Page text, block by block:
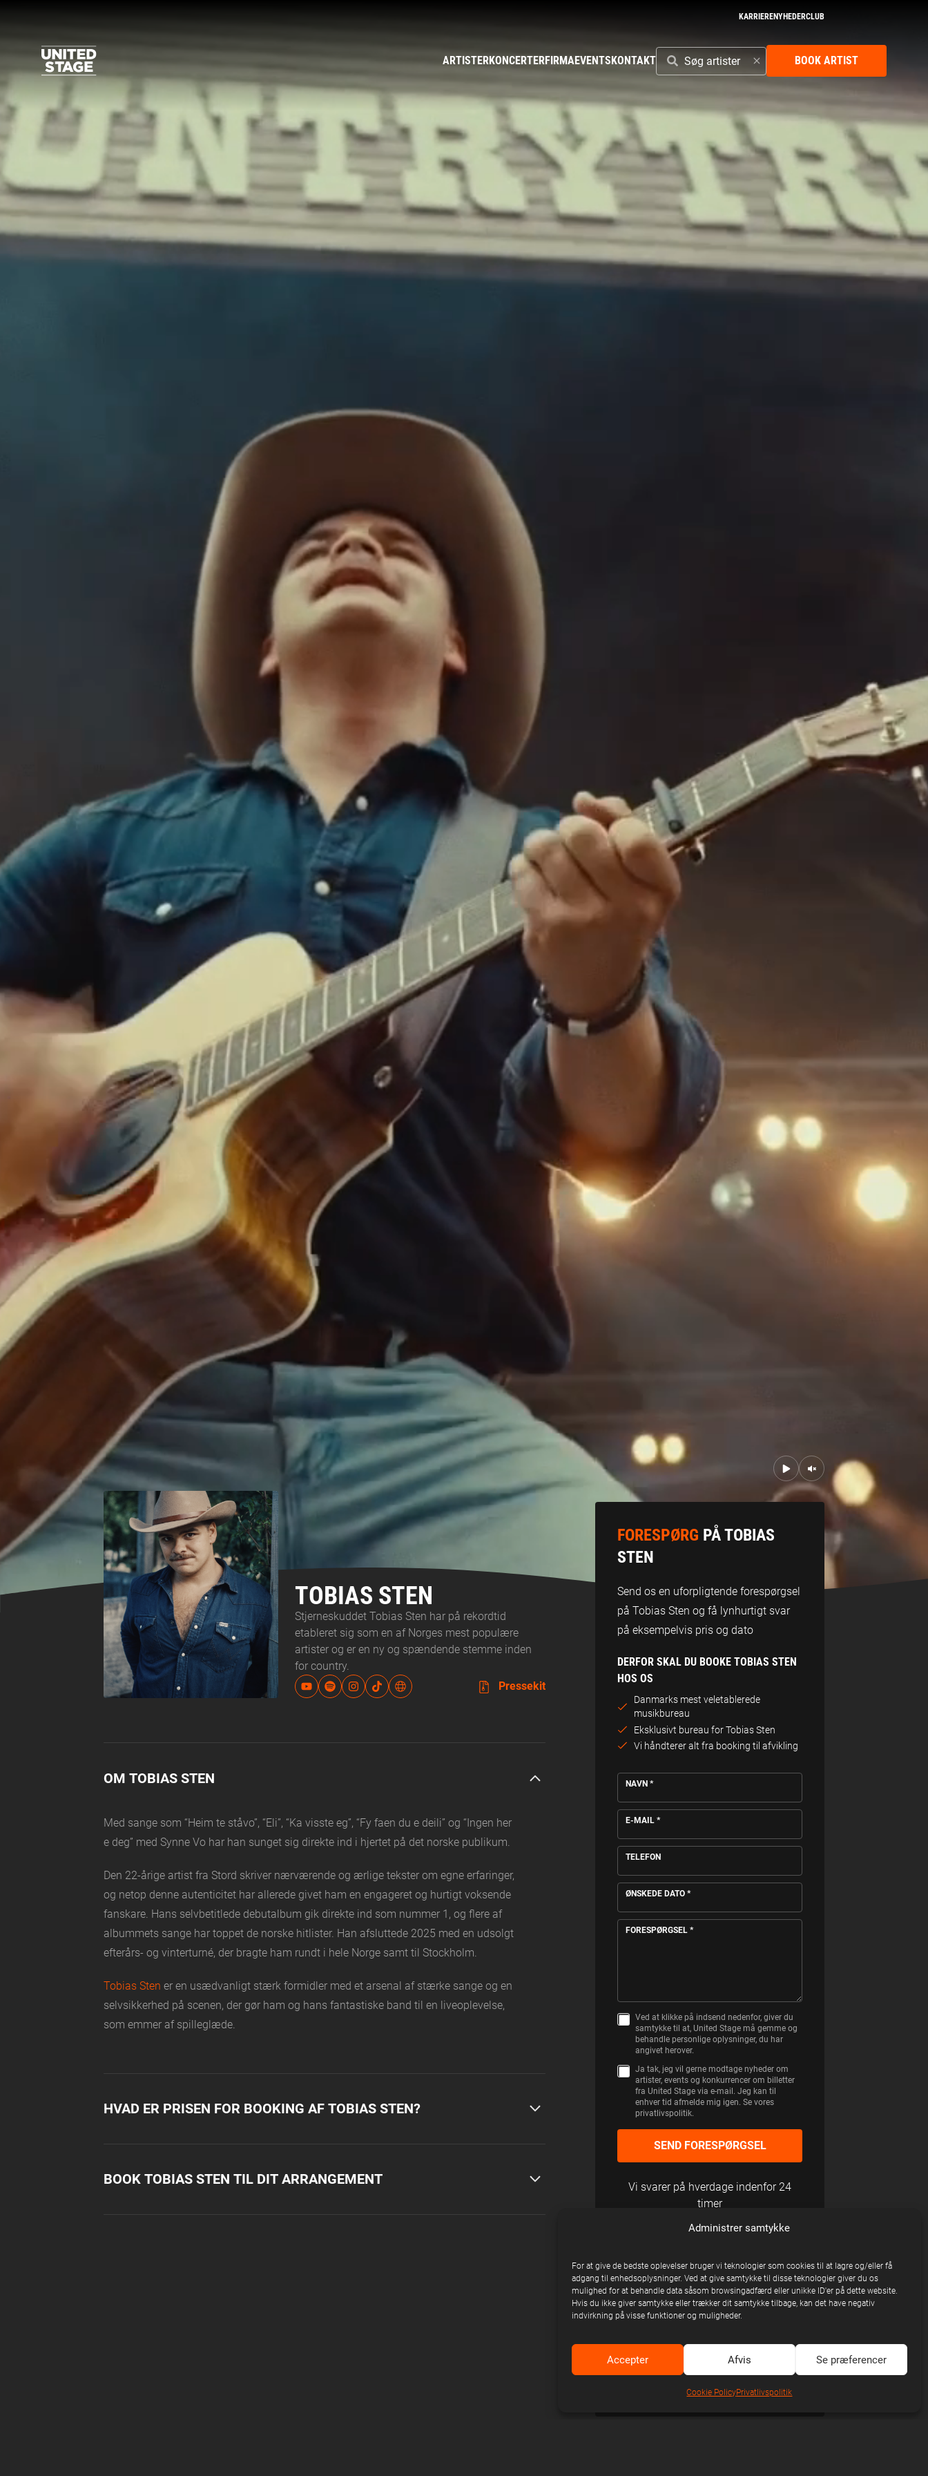
Administrer samtykke
For at give de bedste oplevelser bruger vi teknologier som cookies til at lagre og/eller få
adgang til enhedsoplysninger. Ved at give samtykke til disse teknologier giver du os
mulighed for at behandle data såsom browsingadfærd eller unikke ID'er på dette website.
Hvis du ikke giver samtykke eller trækker dit samtykke tilbage, kan det have negativ
indvirkning på visse funktioner og muligheder.
Accepter Afvis Se præferencer
Cookie PolicyPrivatlivspolitik
KARRIERENYHEDERCLUB
ARTISTERKONCERTERFIRMAEVENTS KONTAKTSØG
ARTISTER
BOOK ARTIST
TOBIAS STEN
Stjerneskuddet Tobias Sten har på rekordtid
etableret sig som en af Norges mest populære
artister og er en ny og spændende stemme inden
for country.
Pressekit
OM TOBIAS STEN
Med sange som “Heim te ståvo”, “Eli”, “Ka visste eg”, “Fy faen du e deili” og “Ingen her
e deg” med Synne Vo har han sunget sig direkte ind i hjertet på det norske publikum.
Den 22-årige artist fra Stord skriver nærværende og ærlige tekster om egne erfaringer,
og netop denne autenticitet har allerede givet ham en engageret og hurtigt voksende
fanskare. Hans selvbetitlede debutalbum gik direkte ind som nummer 1, og flere af
albummets sange har toppet de norske hitlister. Han afsluttede 2025 med en udsolgt
efterårs- og vinterturné, der bragte ham rundt i hele Norge samt til Stockholm.
Tobias Sten er en usædvanligt stærk formidler med et arsenal af stærke sange og en
selvsikkerhed på scenen, der gør ham og hans fantastiske band til en liveoplevelse,
som emmer af spilleglæde.
HVAD ER PRISEN FOR BOOKING AF TOBIAS STEN?
BOOK TOBIAS STEN TIL DIT ARRANGEMENT
FORESPØRG PÅ TOBIAS
STEN
Send os en uforpligtende forespørgsel
på Tobias Sten og få lynhurtigt svar
på eksempelvis pris og dato
DERFOR SKAL DU BOOKE TOBIAS STEN
HOS OS
Danmarks mest veletablerede
musikbureau
Eksklusivt bureau for Tobias Sten
Vi håndterer alt fra booking til afvikling
NAVN *
E-MAIL *
TELEFON
ØNSKEDE DATO *
FORESPØRGSEL *
Y
K
Ved at klikke på indsend nedenfor, giver du
samtykke til at, United Stage må gemme og
behandle personlige oplysninger, du har
angivet herover.
Ja tak, jeg vil gerne modtage nyheder om
artister, events og konkurrencer om billetter
fra United Stage via e-mail. Jeg kan til
enhver tid afmelde mig igen. Se vores
privatlivspolitik.
SEND FORESPØRGSEL
Vi svarer på hverdage indenfor 24
timer
HAR DU SPØRGSMÅL?
Koncerter og festivaler:
Kasper Bisgaard
Booking Agent
kb@unitedstage.dk